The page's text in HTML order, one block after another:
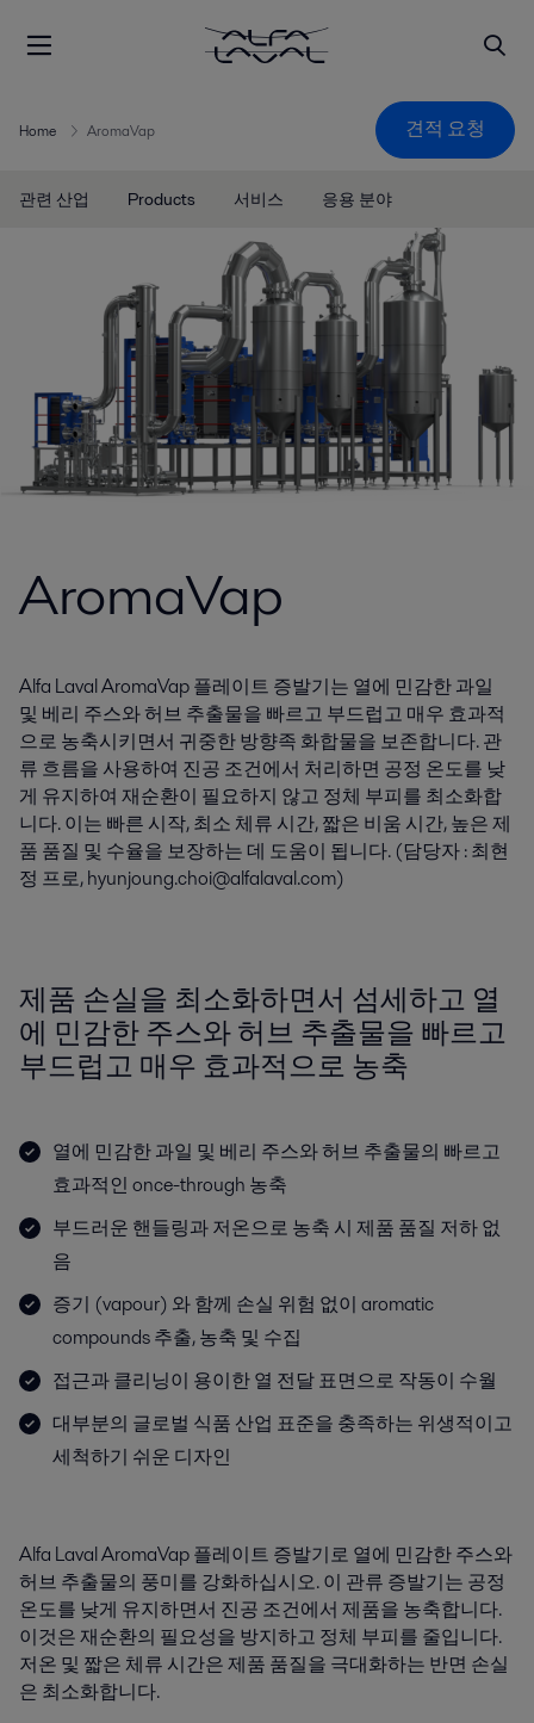
Home AromaVap 견적 요청
관련 산업 Products 서비스 응용 분야
AromaVap
Alfa Laval AromaVap 플레이트 증발기는 열에 민감한 과일
및 베리 주스와 허브 추출물을 빠르고 부드럽고 매우 효과적
으로 농축시키면서 귀중한 방향족 화합물을 보존합니다. 관
류 흐름을 사용하여 진공 조건에서 처리하면 공정 온도를 낮
게 유지하여 재순환이 필요하지 않고 정체 부피를 최소화합
니다. 이는 빠른 시작, 최소 체류 시간, 짧은 비움 시간, 높은 제
품 품질 및 수율을 보장하는 데 도움이 됩니다. (담당자 : 최현
정 프로, hyunjoung.choi@alfalaval.com)
제품 손실을 최소화하면서 섬세하고 열
에 민감한 주스와 허브 추출물을 빠르고
부드럽고 매우 효과적으로 농축
열에 민감한 과일 및 베리 주스와 허브 추출물의 빠르고
효과적인 once-through 농축
부드러운 핸들링과 저온으로 농축 시 제품 품질 저하 없
음
증기 (vapour) 와 함께 손실 위험 없이 aromatic
compounds 추출, 농축 및 수집
접근과 클리닝이 용이한 열 전달 표면으로 작동이 수월
대부분의 글로벌 식품 산업 표준을 충족하는 위생적이고
세척하기 쉬운 디자인
Alfa Laval AromaVap 플레이트 증발기로 열에 민감한 주스와
허브 추출물의 풍미를 강화하십시오. 이 관류 증발기는 공정
온도를 낮게 유지하면서 진공 조건에서 제품을 농축합니다.
이것은 재순환의 필요성을 방지하고 정체 부피를 줄입니다.
저온 및 짧은 체류 시간은 제품 품질을 극대화하는 반면 손실
은 최소화합니다.